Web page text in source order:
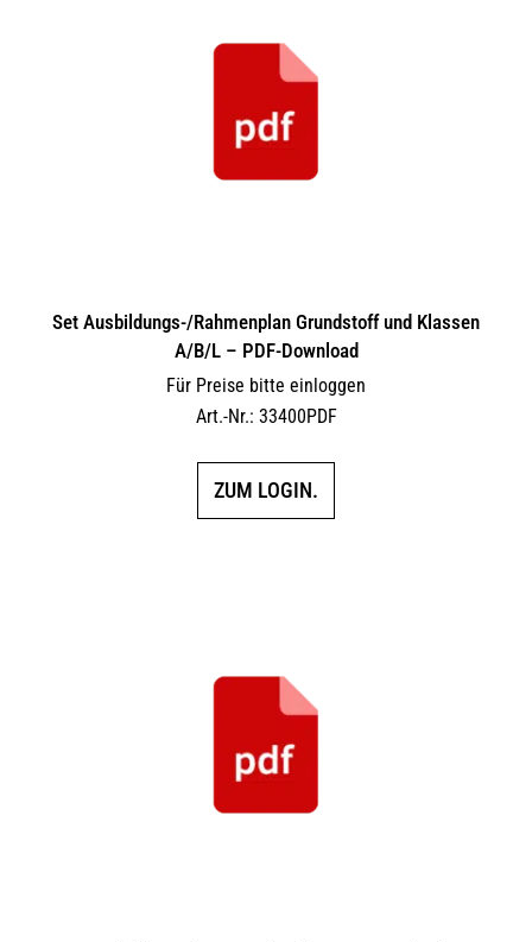
Set Ausbildungs-/Rahmenplan Grundstoff und Klassen
A/B/L – PDF-Download
Für Preise bitte einloggen
Art.-Nr.: 33400PDF
ZUM LOGIN.